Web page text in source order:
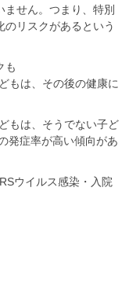
せん。つまり、特別
リスクがあるという
も
もは、その後の健康に
もは、そうでない子ど
発症率が高い傾向があ
ウイルス感染・入院